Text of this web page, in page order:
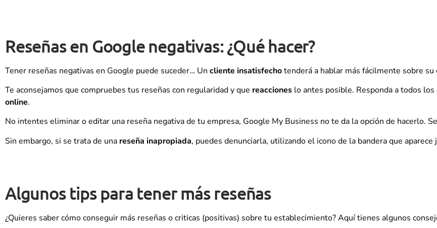
Reseñas en Google negativas: ¿Qué hacer?
Tener reseñas negativas en Google puede suceder… Un cliente insatisfechotenderá a hablar más fácilmente sobre
Te aconsejamos que compruebes tus reseñas con regularidad y que reacciones lo antes posible. Responda a todos
online.
No intentes eliminar o editar una reseña negativa de tu empresa, Google My Business no te da la opción de hacerlo.
Sin embargo, si se trata de una reseña inapropiada, puedes denunciarla, utilizando el icono de la bandera que
Algunos tips para tener más reseñas
¿Quieres saber cómo conseguir más reseñas o criticas (positivas) sobre tu establecimiento? Aquí tienes algunos